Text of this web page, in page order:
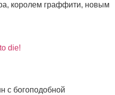
королем граффити, новым
с богоподобной